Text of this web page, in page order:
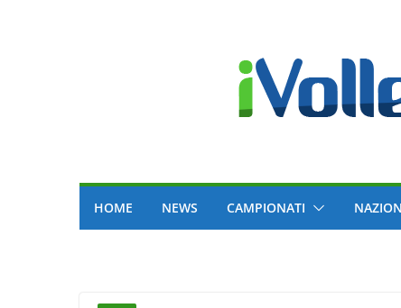
HOME NEWS CAMPIONATI